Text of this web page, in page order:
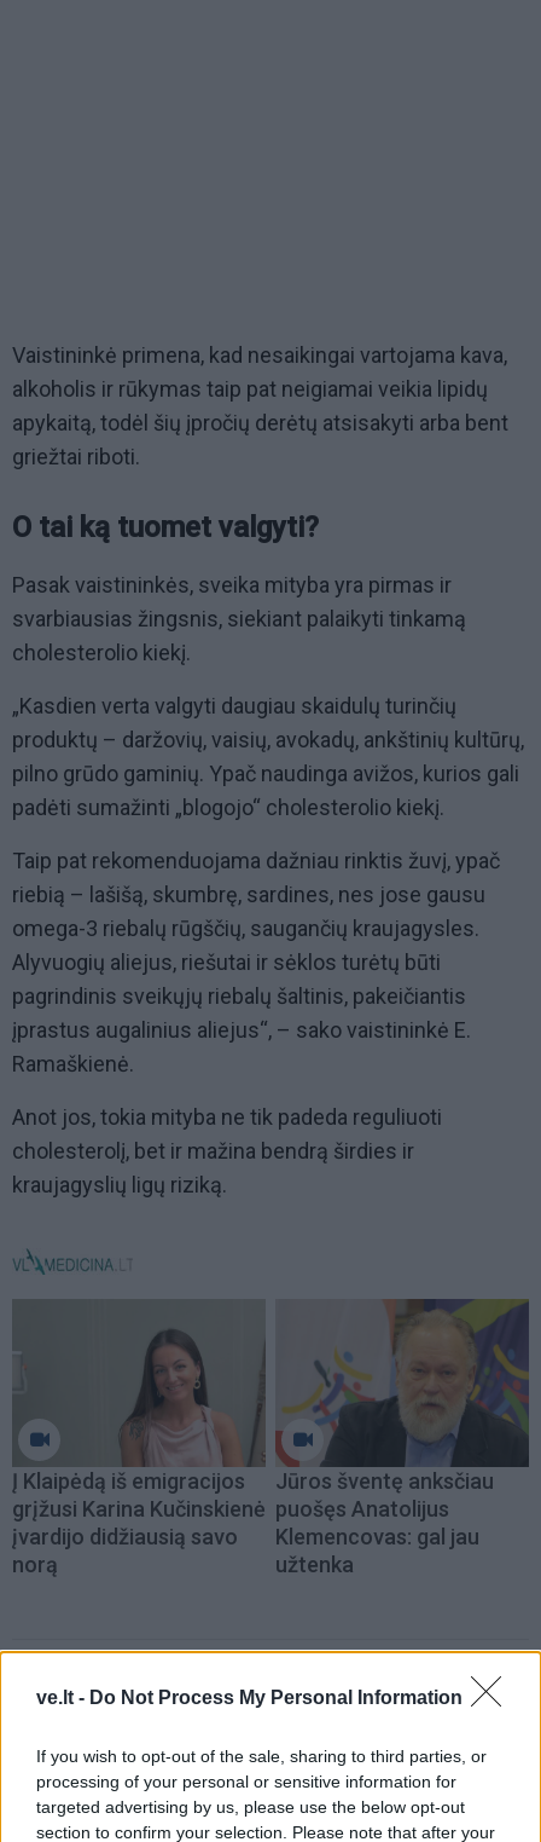
ve.lt - Do Not Process My Personal Information
If you wish to opt-out of the sale, sharing to third parties, or
processing of your personal or sensitive information for
targeted advertising by us, please use the below opt-out
section to confirm your selection. Please note that after your
Vaistininkė primena, kad nesaikingai vartojama kava,
alkoholis ir rūkymas taip pat neigiamai veikia lipidų
apykaitą, todėl šių įpročių derėtų atsisakyti arba bent
griežtai riboti.
O tai ką tuomet valgyti?
Pasak vaistininkės, sveika mityba yra pirmas ir
svarbiausias žingsnis, siekiant palaikyti tinkamą
cholesterolio kiekį.
„Kasdien verta valgyti daugiau skaidulų turinčių
produktų – daržovių, vaisių, avokadų, ankštinių kultūrų,
pilno grūdo gaminių. Ypač naudinga avižos, kurios gali
padėti sumažinti „blogojo“ cholesterolio kiekį.
Taip pat rekomenduojama dažniau rinktis žuvį, ypač
riebią – lašišą, skumbrę, sardines, nes jose gausu
omega-3 riebalų rūgščių, saugančių kraujagysles.
Alyvuogių aliejus, riešutai ir sėklos turėtų būti
pagrindinis sveikųjų riebalų šaltinis, pakeičiantis
įprastus augalinius aliejus“, – sako vaistininkė E.
Ramaškienė.
Anot jos, tokia mityba ne tik padeda reguliuoti
cholesterolį, bet ir mažina bendrą širdies ir
kraujagyslių ligų riziką.
Į Klaipėdą iš emigracijos
grįžusi Karina Kučinskienė
įvardijo didžiausią savo
norą
Jūros šventę anksčiau
puošęs Anatolijus
Klemencovas: gal jau
užtenka
mašinos skyrelis: daugelis jį
sumaišo